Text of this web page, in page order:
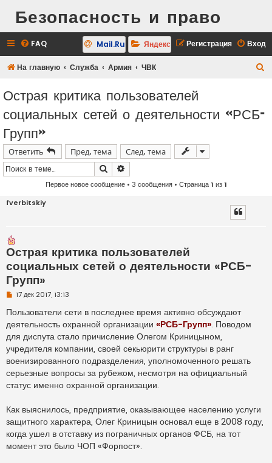
Безопасность и право
FAQ Вход
Регистрация
Mail.Ru Яндекс
На главную Служба Армия ЧВК
Острая критика пользователей
социальных сетей о деятельности «РСБ-
Групп»
Ответить Пред. тема
След. тема
Поиск
Первое новое сообщение• 3 сообщения • Страница1 из1
fverbitskiy
Острая критика пользователей
социальных сетей о деятельности «РСБ-
Групп»
Н
п
р
о
ч
и
т
н
н
о
е
о
б
е
н
и
17 дек 2017, 13:13
Пользователи сети в последнее время активно обсуждают
деятельность охранной организации «РСБ-Групп». Поводом
для диспута стало причисление Олегом Криницыном,
учредителя компании, своей секьюрити структуры в ранг
военизированного подразделения, уполномоченного решать
серьезные вопросы за рубежом, несмотря на официальный
статус именно охранной организации.
Как выяснилось, предприятие, оказывающее населению услуги
защитного характера, Олег Криницын основал еще в 2008 году,
когда ушел в отставку из пограничных органов ФСБ, на тот
момент это было ЧОП «Форпост».